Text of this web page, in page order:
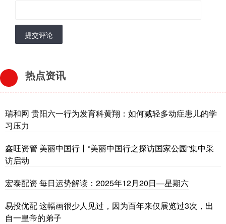
提交评论
热点资讯
瑞和网 贵阳六一行为发育科黄翔：如何减轻多动症患儿的学
习压力
鑫旺资管 美丽中国行丨“美丽中国行之探访国家公园”集中采
访启动
宏泰配资 每日运势解读：2025年12月20日—星期六
易投优配 这幅画很少人见过，因为百年来仅展览过3次，出
自一皇帝的弟子